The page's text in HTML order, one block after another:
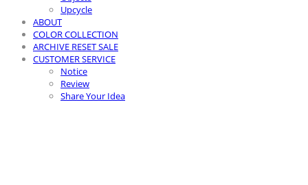
Upcycle
ABOUT
COLOR COLLECTION
ARCHIVE RESET SALE
CUSTOMER SERVICE
Notice
Review
Share Your Idea